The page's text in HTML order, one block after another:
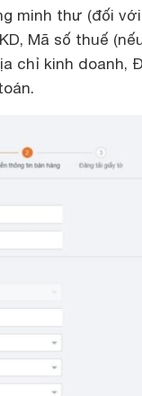
minh thư (đối
Mã số thuế
chỉ kinh doanh,